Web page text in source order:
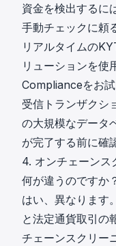
資金を検出するに
手動チェックに頼
リアルタイムの
リューションを使
Complianceをお試
受信トランザクシ
の大規模なデータ
が完了する前に確
4. オンチェーンス
何が違うのですか
はい、異なります
と法定通貨取引の
チェーンスクリー